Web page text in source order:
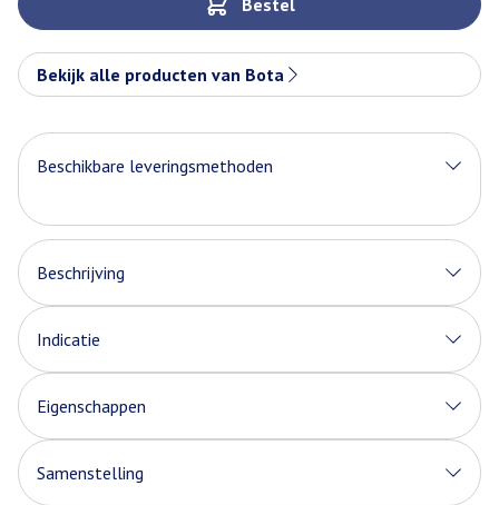
Bestel
Bekijk alle producten van Bota
Beschikbare leveringsmethoden
Beschrijving
Indicatie
Eigenschappen
Samenstelling